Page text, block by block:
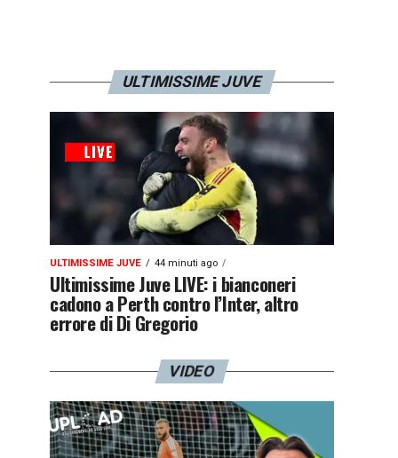
ULTIMISSIME JUVE
ULTIMISSIME JUVE 44 minuti ago
Ultimissime Juve LIVE: i bianconeri
cadono a Perth contro l’Inter, altro
errore di Di Gregorio
VIDEO